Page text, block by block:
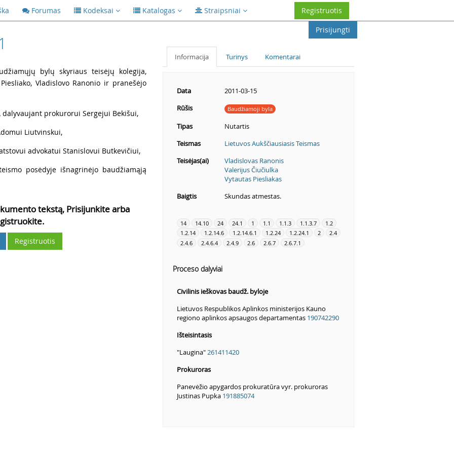
Forumas Kodeksai Katalogas Straipsniai
Registruotis
Prisijungti
bylų skyriaus teisėjų kolegija,
Vladislovo Ranonio ir pranešėjo
prokurorui Sergejui Bekišui,
Liutvinskui,
advokatui Stanislovui Butkevičiui,
posėdyje išnagrinėjo baudžiamąją
tekstą, Prisijunkite arba
Registruotis
Informacija Turinys Komentarai
Data
2011-03-15
Rūšis
Baudžiamoji byla
Tipas
Nutartis
Teismas
Lietuvos Aukščiausiasis Teismas
Teisėjas(ai)
Vladislovas Ranonis
Valerijus Čiučiulka
Vytautas Piesliakas
Baigtis
Skundas atmestas.
14 14.10 24 24.1 1 1.1 1.1.3 1.1.3.7
1.2
1.2.14
1.2.14.6 1.2.14.6.1 1.2.24 1.2.24.1 2
2.4
2.4.6
2.4.6.4 2.4.9 2.6 2.6.7 2.6.7.1
Proceso dalyviai
Civilinis ieškovas baudž. byloje
Lietuvos Respublikos Aplinkos ministerijos Kauno
regiono aplinkos apsaugos departamentas 190742290
Išteisintasis
"Laugina" 261411420
Prokuroras
Panevėžio apygardos prokuratūra vyr. prokuroras
Justinas Pupka 191885074